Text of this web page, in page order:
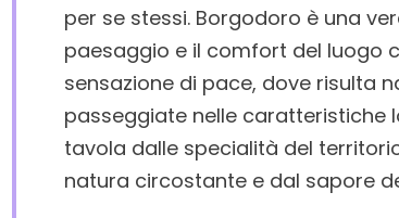
per se stessi. Borgodoro è una
paesaggio e il comfort del luogo
sensazione di pace, dove risulta
passeggiate nelle caratteristiche
tavola dalle specialità del
natura circostante e dal sapore